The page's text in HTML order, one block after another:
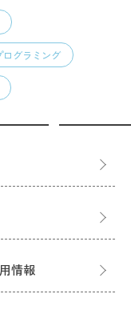
ログラミング
情報